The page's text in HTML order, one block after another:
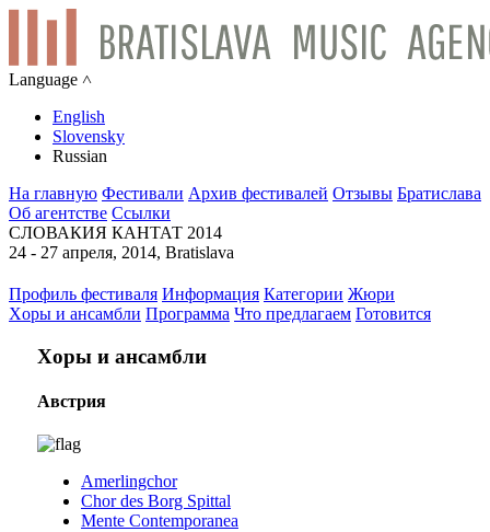
Language ˄
English
Slovensky
Russian
На главную Фестивали Архив фестивалей Отзывы Братислава
Об агентстве Ссылки
СЛОВАКИЯ КАНТАТ 2014
24 - 27 апреля, 2014, Bratislava
Профиль фестиваля Информация Категории Жюри
Xоры и ансамбли Программа Что предлагаем Готовится
Xоры и ансамбли
Австрия
Amerlingchor
Chor des Borg Spittal
Mente Contemporanea